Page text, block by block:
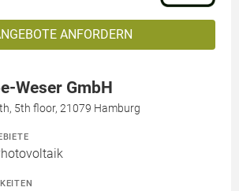
ANFORDERN
Weser GmbH
5th floor, 21079 Hamburg